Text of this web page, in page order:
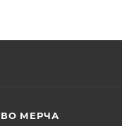
МЕРЧА